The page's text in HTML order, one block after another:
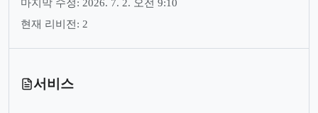
마지막 수정: 2026. 7. 2. 오전 9:10
현재 리비전: 2
서비스